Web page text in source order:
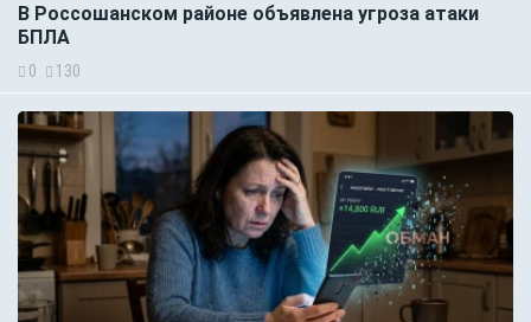
В Россошанском районе объявлена угроза атаки
БПЛА
0 130